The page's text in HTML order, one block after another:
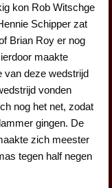
kon Rob Witschge
Schipper zat
Brian Roy er nog
maakte
van deze wedstrijd
vonden
nog het net, zodat
gingen. De
zich meester
tegen half negen